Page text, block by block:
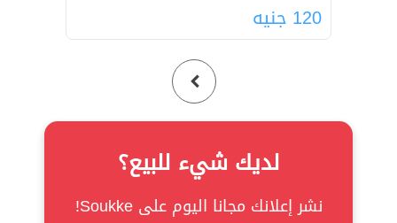
120 جنيه
لديك شيء للبيع؟
نشر إعلانك مجانا اليوم على Soukke!